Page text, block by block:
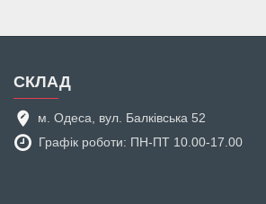
СКЛАД
м. Одеса, вул. Балківська 52
Графік роботи: ПН-ПТ 10.00-17.00